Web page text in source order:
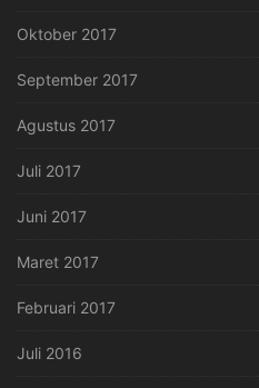
Oktober 2017
September 2017
Agustus 2017
Juli 2017
Juni 2017
Maret 2017
Februari 2017
Juli 2016